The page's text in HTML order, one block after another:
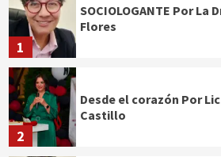
1
SOCIOLOGANTE Por La
Flores
2
Desde el corazón Por
Castillo